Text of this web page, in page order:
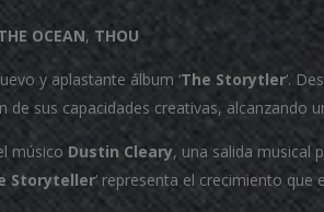
OCEAN, THOU
y aplastante álbum ‘The Storytler‘.
de sus capacidades creativas, alcanzando
músico Dustin Cleary, una salida musical
Storyteller‘ representa el crecimiento que